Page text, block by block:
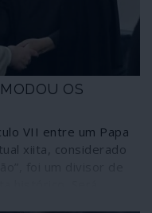
OS
VII entre um Papa
xiita, considerado